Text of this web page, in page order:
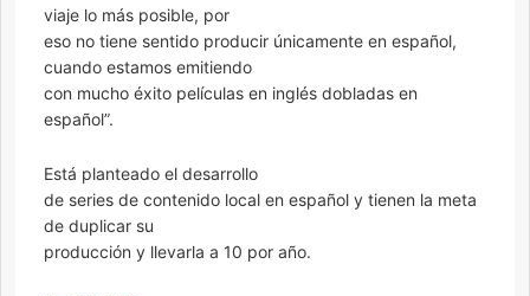
viaje lo más posible, por
eso no tiene sentido producir únicamente en español,
cuando estamos emitiendo
con mucho éxito películas en inglés dobladas en
español”.
Está planteado el desarrollo
de series de contenido local en español y tienen la meta
de duplicar su
producción y llevarla a 10 por año.